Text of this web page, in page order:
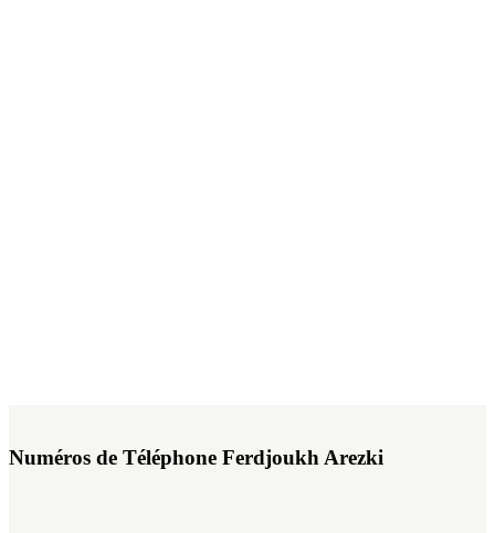
Numéros de Téléphone Ferdjoukh Arezki